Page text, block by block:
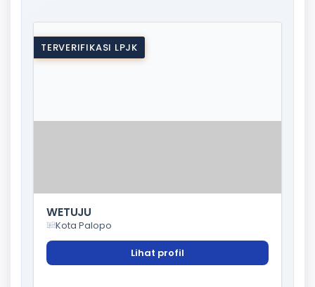
TERVERIFIKASI LPJK
WETUJU
Kota Palopo
Lihat profil